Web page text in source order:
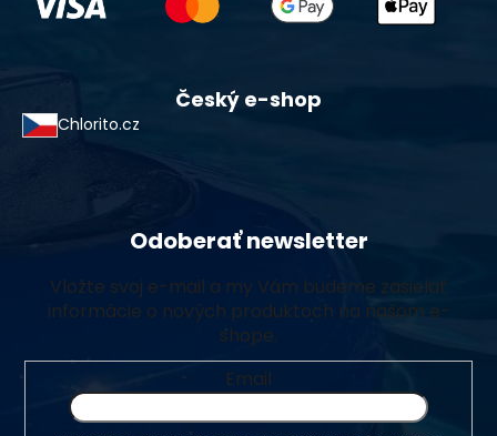
Český e-shop
Chlorito.cz
Odoberať newsletter
Vložte svoj e-mail a my Vám budeme zasielať
informácie o nových produktoch na našom e-
shope.
Email